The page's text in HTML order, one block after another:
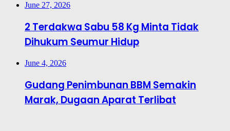
June 27, 2026
2 Terdakwa Sabu 58 Kg Minta Tidak
Dihukum Seumur Hidup
June 4, 2026
Gudang Penimbunan BBM Semakin
Marak, Dugaan Aparat Terlibat